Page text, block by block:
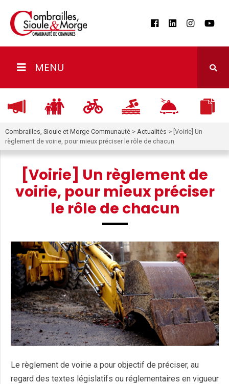
MENU
Combrailles, Sioule et Morge Communauté > Actualités > [Voirie] Un
règlement de voirie, pour mieux préciser le rôle de chacun
[Voirie] Un règlement de
voirie, pour mieux préciser
le rôle de chacun
Le règlement de voirie a pour objectif de préciser, au
regard des textes législatifs ou réglementaires en vigueur